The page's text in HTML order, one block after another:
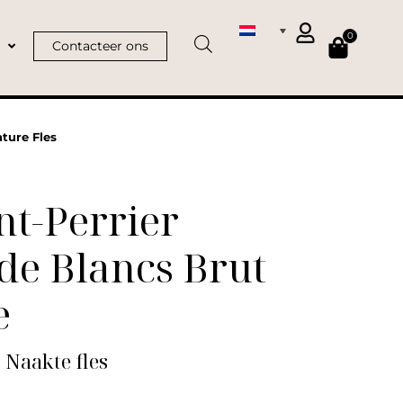
Contacteer ons
0
Fles
Perrier
Blancs Brut
fles